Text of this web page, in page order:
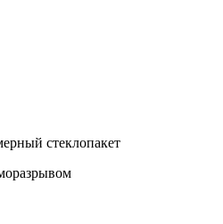
стеклопакет